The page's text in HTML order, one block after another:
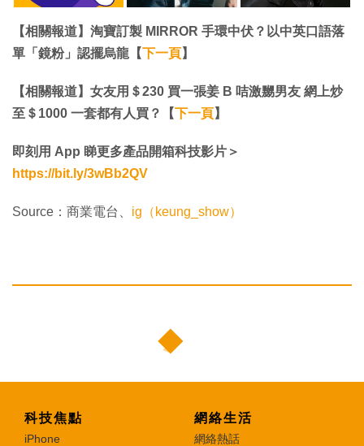
【相關報道】淘寶訂製 MIRROR 手環中伏？以中英口語落
單「鏡粉」認擺烏龍【下一頁】
【相關報道】女友用＄230 買一張姜 B 咭激嬲男友 網上炒
至＄1000 一套都有人買？【下一頁】
即刻用 App 睇更多產品開箱科技影片＞
https://bit.ly/3wBb2QV
Source：商業電台、 ig（keung_show）
科技焦點
iPhone
網絡生活
網絡熱話